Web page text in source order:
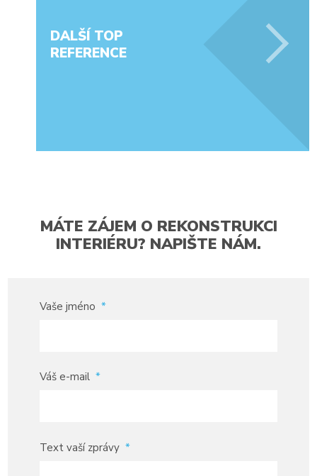
DALŠÍ TOP
REFERENCE
MÁTE ZÁJEM O REKONSTRUKCI
INTERIÉRU? NAPIŠTE NÁM.
Vaše jméno *
Váš e-mail *
Text vaší zprávy *